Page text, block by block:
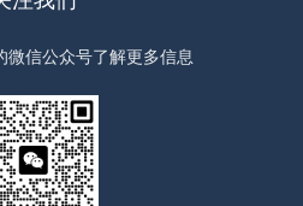
微信公众号了解更多信息